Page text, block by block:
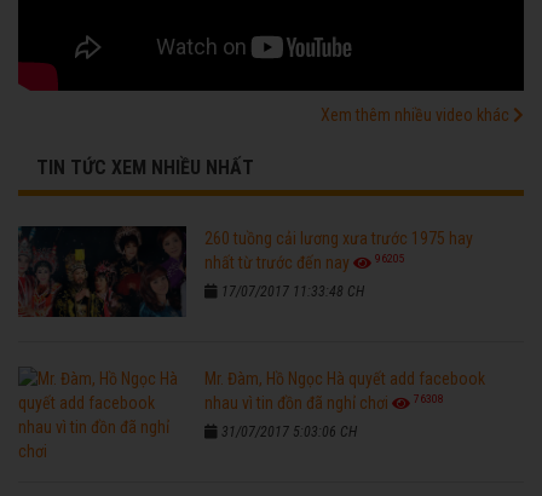
Xem thêm nhiều video khác
TIN TỨC XEM NHIỀU NHẤT
260 tuồng cải lương xưa trước 1975 hay
nhất từ trước đến nay
96205
17/07/2017 11:33:48 CH
Mr. Đàm, Hồ Ngọc Hà quyết add facebook
nhau vì tin đồn đã nghỉ chơi
76308
31/07/2017 5:03:06 CH